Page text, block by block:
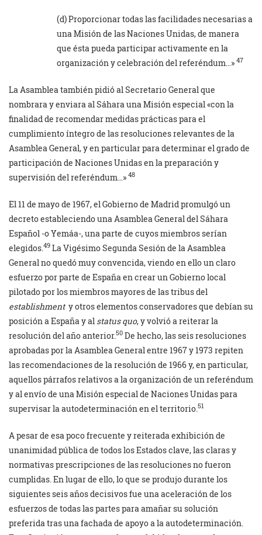
(d) Proporcionar todas las facilidades necesarias a
una Misión de las Naciones Unidas, de manera
que ésta pueda participar activamente en la
organización y celebración del referéndum…» 47
La Asamblea también pidió al Secretario General que
nombrara y enviara al Sáhara una Misión especial «con la
finalidad de recomendar medidas prácticas para el
cumplimiento íntegro de las resoluciones relevantes de la
Asamblea General, y en particular para determinar el grado de
participación de Naciones Unidas en la preparación y
supervisión del referéndum…» 48
El 11 de mayo de 1967, el Gobierno de Madrid promulgó un
decreto estableciendo una Asamblea General del Sáhara
Español -o Yemáa-, una parte de cuyos miembros serían
elegidos. 49 La Vigésimo Segunda Sesión de la Asamblea
General no quedó muy convencida, viendo en ello un claro
esfuerzo por parte de España en crear un Gobierno local
pilotado por los miembros mayores de las tribus del
establishment y otros elementos conservadores que debían su
posición a España y al status quo, y volvió a reiterar la
resolución del año anterior.50 De hecho, las seis resoluciones
aprobadas por la Asamblea General entre 1967 y 1973 repiten
las recomendaciones de la resolución de 1966 y, en particular,
aquellos párrafos relativos a la organización de un referéndum
y al envío de una Misión especial de Naciones Unidas para
supervisar la autodeterminación en el territorio. 51
A pesar de esa poco frecuente y reiterada exhibición de
unanimidad pública de todos los Estados clave, las claras y
normativas prescripciones de las resoluciones no fueron
cumplidas. En lugar de ello, lo que se produjo durante los
siguientes seis años decisivos fue una aceleración de los
esfuerzos de todas las partes para amañar su solución
preferida tras una fachada de apoyo a la autodeterminación.